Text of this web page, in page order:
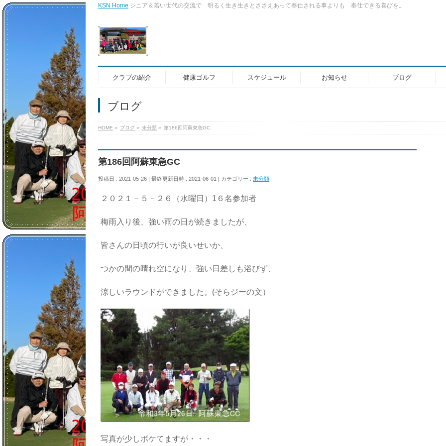
KSN Home シニア＆若い世代の交流で 明るく生き生きとささえあって奉仕される事よりも 奉仕できる喜びを。
クラブの紹介 健康ゴルフ スケジュール お知らせ ブログ
ブログ
HOME » ブログ » 未分類 » 第186回阿蘇東急GC
第186回阿蘇東急GC
投稿日 : 2021-05-26 最終更新日時 : 2021-06-01 カテゴリー : 未分類
２０２１－５－２６（水曜日）1６名参加者
梅雨入り後、強い雨の日が続きましたが、
皆さんの日頃の行いが良いせいか、
つかの間の晴れ空になり、強い日差しも浴びず、
涼しいラウンドができました。(そらジーの文）
写真が少しボケてますが・・・